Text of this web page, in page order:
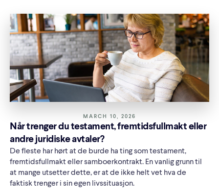
MARCH 10, 2026
Når trenger du testament, fremtidsfullmakt eller
andre juridiske avtaler?
De fleste har hørt at de burde ha ting som testament,
fremtidsfullmakt eller samboerkontrakt. En vanlig grunn til
at mange utsetter dette, er at de ikke helt vet hva de
faktisk trenger i sin egen livssituasjon.